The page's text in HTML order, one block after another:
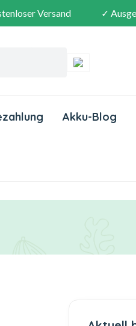
Versand ✓
Akku-Blog